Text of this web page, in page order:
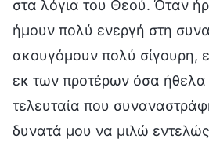
στα λόγια του Θεού. Όταν
ήμουν πολύ ενεργή στη
ακουγόμουν πολύ σίγουρη,
εκ των προτέρων όσα
τελευταία που
δυνατά μου να μιλώ